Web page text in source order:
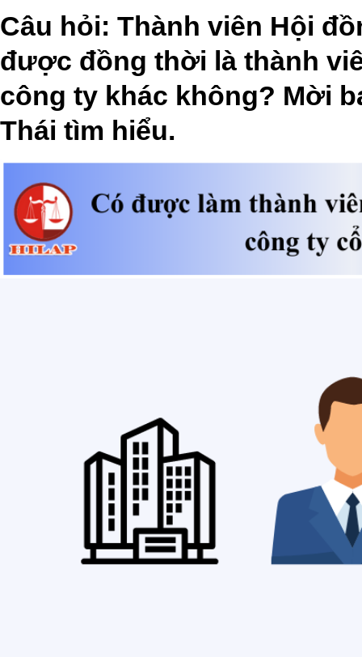
Câu hỏi: Thành viên Hội
được đồng thời là thành
công ty khác không? Mời
Thái tìm hiểu.